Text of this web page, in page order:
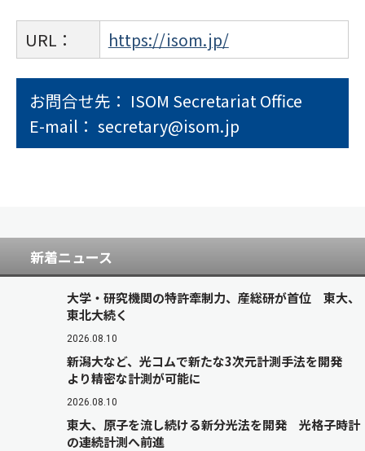
URL： https://isom.jp/
お問合せ先： ISOM Secretariat Office
E-mail： secretary@isom.jp
新着ニュース
大学・研究機関の特許牽制力、産総研が首位 東大、
東北大続く
2026.08.10
新潟大など、光コムで新たな3次元計測手法を開発
より精密な計測が可能に
2026.08.10
東大、原子を流し続ける新分光法を開発 光格子時計
の連続計測へ前進